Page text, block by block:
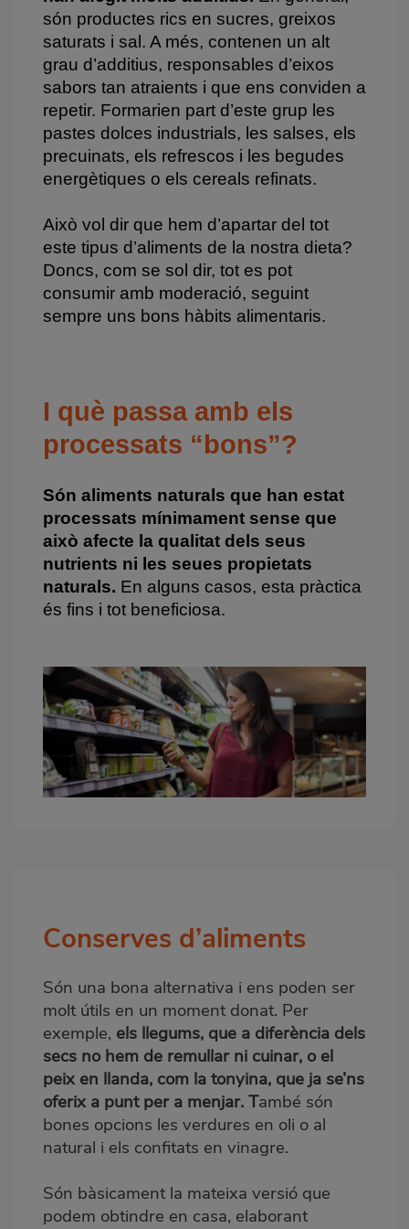
són productes rics en sucres, greixos
saturats i sal. A més, contenen un alt
grau d’additius, responsables d’eixos
sabors tan atraients i que ens conviden a
repetir. Formarien part d’este grup les
pastes dolces industrials, les salses, els
precuinats, els refrescos i les begudes
energètiques o els cereals refinats.
Això vol dir que hem d’apartar del tot
este tipus d’aliments de la nostra dieta?
Doncs, com se sol dir, tot es pot
consumir amb moderació, seguint
sempre uns bons hàbits alimentaris.
I què passa amb els
processats “bons”?
Són aliments naturals que han estat
processats mínimament sense que
això afecte la qualitat dels seus
nutrients ni les seues propietats
naturals. En alguns casos, esta pràctica
és fins i tot beneficiosa.
Bloque
Conserves d’aliments
Són una bona alternativa i ens poden ser
molt útils en un moment donat. Per
exemple, els llegums, que a diferència dels
secs no hem de remullar ni cuinar, o el
peix en llanda, com la tonyina, que ja se’ns
oferix a punt per a menjar. També són
bones opcions les verdures en oli o al
natural i els confitats en vinagre.
Són bàsicament la mateixa versió que
podem obtindre en casa, elaborant